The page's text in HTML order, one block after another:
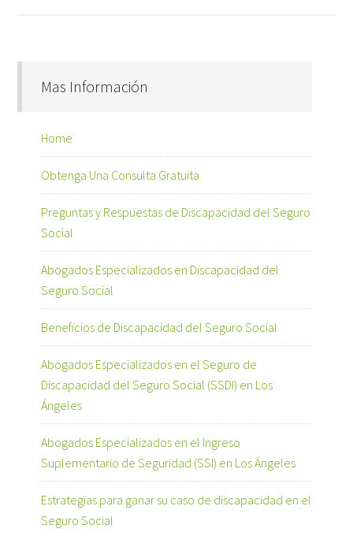
Mas Información
Home
Obtenga Una Consulta Gratuita
Preguntas y Respuestas de Discapacidad del Seguro
Social
Abogados Especializados en Discapacidad del
Seguro Social
Beneficios de Discapacidad del Seguro Social
Abogados Especializados en el Seguro de
Discapacidad del Seguro Social (SSDI) en Los
Ángeles
Abogados Especializados en el Ingreso
Suplementario de Seguridad (SSI) en Los Ángeles
Estrategias para ganar su caso de discapacidad en el
Seguro Social